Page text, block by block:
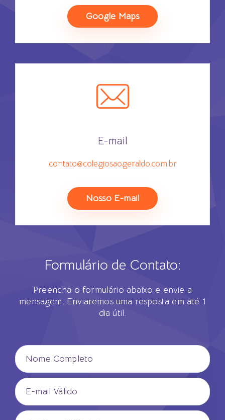
Google Maps
E-mail
contato@colegiosaogeraldo.com.br
Nosso E-mail
Formulário de Contato:
Preencha o formulário abaixo e envie a
mensagem. Enviaremos uma resposta em até 1
dia útil.